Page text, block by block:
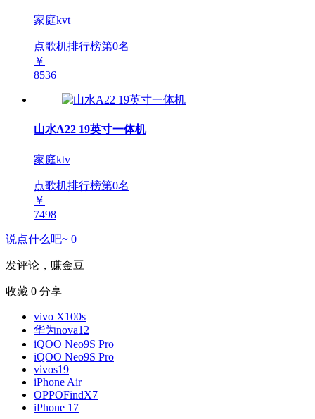
家庭kvt
点歌机排行榜第0名
￥
8536
山水A22 19英寸一体机
家庭ktv
点歌机排行榜第0名
￥
7498
说点什么吧~ 0
发评论，赚金豆
收藏 0 分享
vivo X100s
华为nova12
iQOO Neo9S Pro+
iQOO Neo9S Pro
vivos19
iPhone Air
OPPOFindX7
iPhone 17